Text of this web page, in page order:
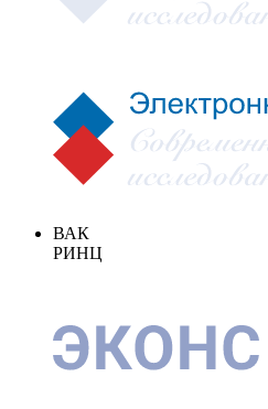
ВАК
РИНЦ